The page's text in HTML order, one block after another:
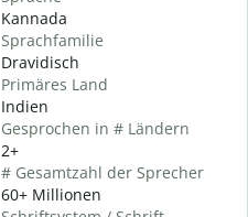
Kannada
Sprachfamilie
Dravidisch
Primäres Land
Indien
Gesprochen in # Ländern
2+
# Gesamtzahl der Sprecher
60+ Millionen